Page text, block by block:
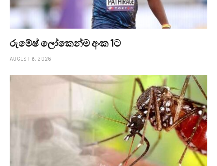
රුමේෂ් ලෝකෙන්ම අංක 1ට
AUGUST 6, 2026